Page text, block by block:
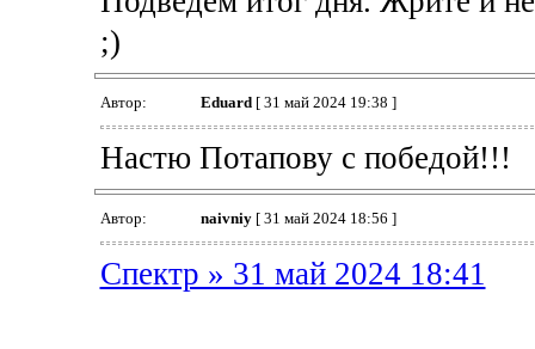
;)
Автор: Eduard[ 31 май 2024 19:38 ]
Настю Потапову с победой!!!
Автор: naivniy[ 31 май 2024 18:56 ]
Спектр » 31 май 2024 18:41